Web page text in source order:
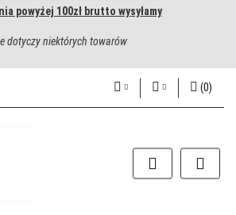
powyżej 100zł brutto wysyłamy
dotyczy niektórych towarów
Zarejestruj się
Dodaj zgłoszenie
(0)